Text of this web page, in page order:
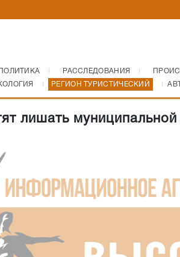
ПОЛИТИКА РАССЛЕДОВАНИЯ
РЕГИОН ТУРИСТИЧЕСКИЙ
лишать муниципальной